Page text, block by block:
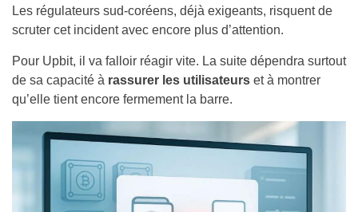
Les régulateurs sud-coréens, déjà exigeants, risquent de
scruter cet incident avec encore plus d’attention.
Pour Upbit, il va falloir réagir vite. La suite dépendra surtout
de sa capacité à rassurer les utilisateurs et à montrer
qu’elle tient encore fermement la barre.